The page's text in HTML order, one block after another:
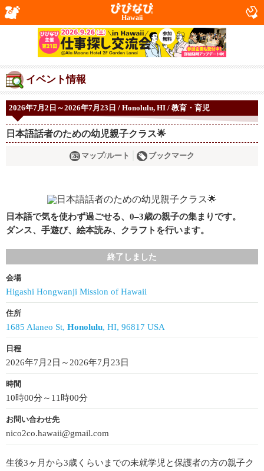
Hawaii
イベント情報
2026年7月2日～2026年7月23日 / Honolulu, HI / 教育・育児
日本語話者のための幼児親子クラス🌟
マップ/ルート ブックマーク
日本語で気を使わず過ごせる、0–3歳の親子の集まりです。
ダンス、手遊び、絵本読み、クラフトを行います。
終了しました
会場
Higashi Hongwanji Mission of Hawaii
住所
1685 Alaneo St, Honolulu, HI, 96817 USA
日程
2026年7月2日～2026年7月23日
時間
10時00分～11時00分
お問い合わせ先
nico2co.hawaii@gmail.com
生後3ヶ月から3歳くらいまでの未就学児と保護者の方の親子ク